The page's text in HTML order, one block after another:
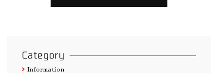
Category
Information